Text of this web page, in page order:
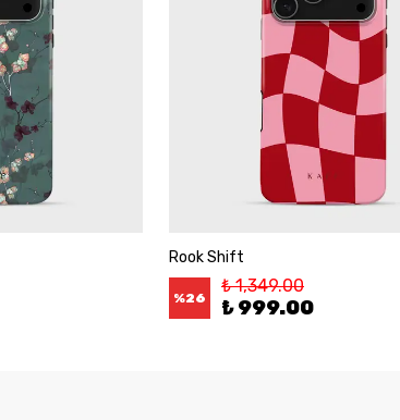
Rook Shift
%26
₺ 1,349.00
₺ 999.00